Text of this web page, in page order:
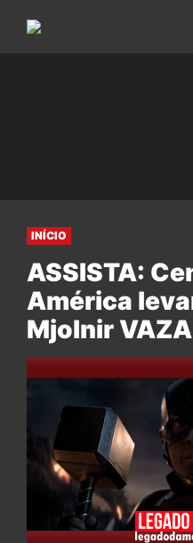
INÍCIO
ASSISTA:
América
Mjolnir